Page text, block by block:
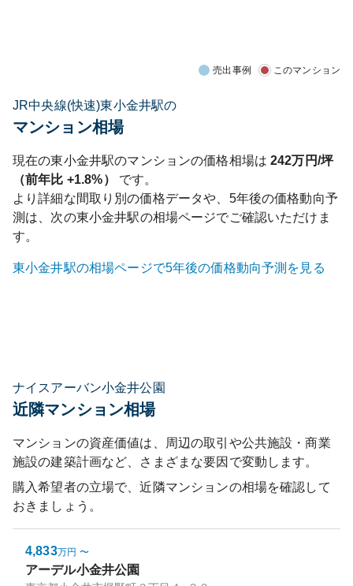
売出事例 このマンション
JR中央線(快速)東小金井駅の
マンション相場
現在の東小金井駅のマンションの価格相場は 242万円/坪
（前年比 +1.8%）
です。
より詳細な間取り別の価格データや、5年後の価格動向予
測は、次の東小金井駅の相場ページでご確認いただけま
す。
東小金井駅の相場ページで5年後の価格動向予測を見る
ナイスアーバン小金井公園
近隣マンション相場
マンションの資産価値は、周辺の取引や公共施設・商業
施設の建築計画など、さまざまな要因で変動します。
購入希望者の立場で、近隣マンションの相場を確認して
おきましょう。
4,833万円 〜
アーデル小金井公園